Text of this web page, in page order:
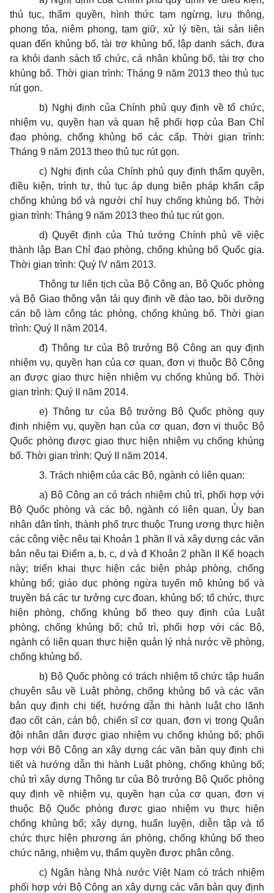
thủ tục, thẩm quyền, hình thức tạm ngừng, lưu thông,
phong tỏa, niêm phong, tạm giữ, xử lý tiền, tài sản liên
quan đến khủng bố, tài trợ khủng bố, lập danh sách, đưa
ra khỏi danh sách tổ chức, cá nhân khủng bố, tài trợ cho
khủng bố. Thời gian trình: Tháng 9 năm 2013 theo thủ tục
rút gọn.
b) Nghị định của Chính phủ quy định về tổ chức,
nhiệm vụ, quyền hạn và quan hệ phối hợp của Ban Chỉ
đạo phòng, chống khủng bố các cấp. Thời gian trình:
Tháng 9 năm 2013 theo thủ tục rút gọn.
c) Nghị định của Chính phủ quy định thẩm quyền,
điều kiện, trình tự, thủ tục áp dụng biện pháp khẩn cấp
chống khủng bố và người chỉ huy chống khủng bố. Thời
gian trình: Tháng 9 năm 2013 theo thủ tục rút gọn.
d) Quyết định của Thủ tướng Chính phủ về việc
thành lập Ban Chỉ đạo phòng, chống khủng bố Quốc gia.
Thời gian trình: Quý IV năm 2013.
Thông tư liên tịch của Bộ Công an, Bộ Quốc phòng
và Bộ Giao thông vận tải quy định về đào tạo, bồi dưỡng
cán bộ làm công tác phòng, chống khủng bố. Thời gian
trình: Quý II năm 2014.
đ) Thông tư của Bộ trưởng Bộ Công an quy định
nhiệm vụ, quyền hạn của cơ quan, đơn vị thuộc Bộ Công
an được giao thực hiện nhiệm vụ chống khủng bố. Thời
gian trình: Quý II năm 2014.
e) Thông tư của Bộ trưởng Bộ Quốc phòng quy
định nhiệm vụ, quyền hạn của cơ quan, đơn vị thuộc Bộ
Quốc phòng được giao thực hiện nhiệm vụ chống khủng
bố. Thời gian trình: Quý II năm 2014.
3. Trách nhiệm của các Bộ, ngành có liên quan:
a) Bộ Công an có trách nhiệm chủ trì, phối hợp với
Bộ Quốc phòng và các bộ, ngành có liên quan, Ủy ban
nhân dân tỉnh, thành phố trực thuộc Trung ương thực hiện
các công việc nêu tại Khoản 1 phần II và xây dựng các văn
bản nêu tại Điểm a, b, c, d và đ Khoản 2 phần II Kế hoạch
này; triển khai thực hiện các biện pháp phòng, chống
khủng bố; giáo dục phòng ngừa tuyển mộ khủng bố và
truyền bá các tư tưởng cực đoan, khủng bố; tổ chức, thực
hiện phòng, chống khủng bố theo quy định của Luật
phòng, chống khủng bố; chủ trì, phối hợp với các Bộ,
ngành có liên quan thực hiện quản lý nhà nước về phòng,
chống khủng bố.
b) Bộ Quốc phòng có trách nhiệm tổ chức tập huấn
chuyên sâu về Luật phòng, chống khủng bố và các văn
bản quy định chi tiết, hướng dẫn thi hành luật cho lãnh
đạo cốt cán, cán bộ, chiến sĩ cơ quan, đơn vị trong Quân
đội nhân dân được giao nhiệm vụ chống khủng bố; phối
hợp với Bộ Công an xây dựng các văn bản quy định chi
tiết và hướng dẫn thi hành Luật phòng, chống khủng bố;
chủ trì xây dựng Thông tư của Bộ trưởng Bộ Quốc phòng
quy định về nhiệm vụ, quyền hạn của cơ quan, đơn vị
thuộc Bộ Quốc phòng được giao nhiệm vụ thực hiện
chống khủng bố; xây dựng, huấn luyện, diễn tập và tổ
chức thực hiện phương án phòng, chống khủng bố theo
chức năng, nhiệm vụ, thẩm quyền được phân công.
c) Ngân hàng Nhà nước Việt Nam có trách nhiệm
phối hợp với Bộ Công an xây dựng các văn bản quy định